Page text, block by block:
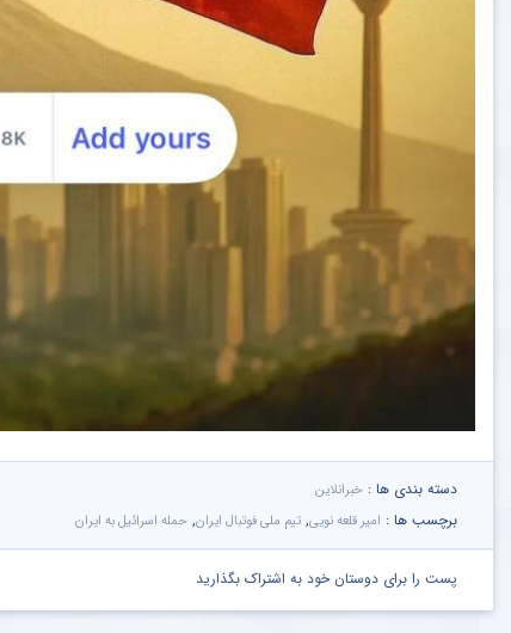
دسته بندی ها : خبرانلاین
برچسب ها : امیر قلعه نویی, تیم ملی فوتبال ایران, حمله اسرائیل به ایران
پست را برای دوستان خود به اشتراک بگذارید